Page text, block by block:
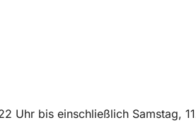
Uhr bis einschließlich Samstag,